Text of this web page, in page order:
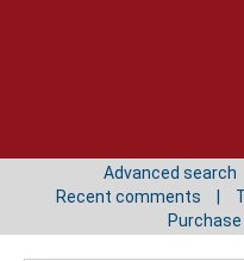
Advanced search
Recent comments